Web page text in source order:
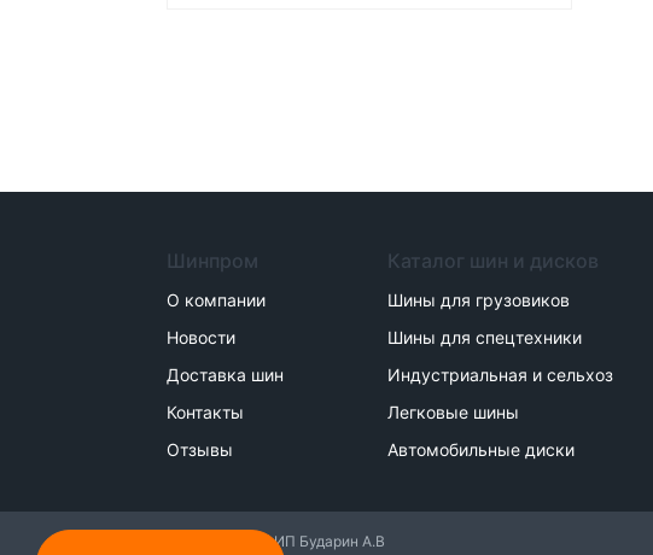
Шинпром
О компании
Новости
Доставка шин
Контакты
Отзывы
Каталог шин и дисков
Шины для грузовиков
Шины для спецтехники
Индустриальная и сельхоз
Легковые шины
Автомобильные диски
2014 - 2026 . ИП Бударин А.В